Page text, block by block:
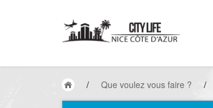
/ Que voulez vous faire ? /